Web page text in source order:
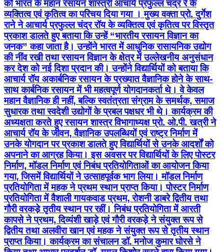
को भारत के महान रसायन शास्त्री आचार्य प्रफुल्ल चंद्र रे के
व्यक्तित्व एवं कृतित्व का परिचय दिया गया । मुख्य वक्ता प्रो. दुर्गेश
राने ने आचार्य प्रफुल्ल चंद्र रॉय के व्यक्तित्व एवं कृतित्व पर विस्तृत
प्रकाश डालते हुए बताया कि उन्हें “भारतीय रसायन विज्ञान का
जनक” कहा जाता है। उन्होंने भारत में आधुनिक रासायनिक उद्योग
की नींव रखी तथा रसायन विज्ञान के क्षेत्र में उल्लेखनीय अनुसंधान
कर देश को नई दिशा प्रदान की। उन्होंने विद्यार्थियों को बताया कि
आचार्य रॉय अकार्बनिक रसायन के प्रख्यात वैज्ञानिक होने के साथ-
साथ कार्बनिक रसायन में भी महत्वपूर्ण योगदानकर्ता थे। वे केवल
महान वैज्ञानिक ही नहीं, बल्कि स्वतंत्रता संग्राम के समर्थक, समाज
सुधारक तथा स्वदेशी उद्योगों के प्रबल पक्षधर भी थे। कार्यक्रम की
अध्यक्षता करते हुए रसायन शास्त्र विभागाध्यक्ष प्रो. ओ.पी. खत्री ने
आचार्य रॉय के जीवन, वैज्ञानिक उपलब्धियों एवं राष्ट्र निर्माण में
उनके योगदान पर प्रकाश डालते हुए विद्यार्थियों से उनके आदर्शों को
अपनाने का आग्रह किया। इस अवसर पर विद्यार्थियों के लिए पोस्टर
निर्माण, मॉडल निर्माण एवं निबंध प्रतियोगिताओं का आयोजन किया
गया, जिसमें विद्यार्थियों ने उत्साहपूर्वक भाग लिया। मॉडल निर्माण
प्रतियोगिता में महक ने प्रथम स्थान प्राप्त किया। पोस्टर निर्माण
प्रतियोगिता में वैशाली गायकवाड प्रथम, रोशनी डाबरे द्वितीय तथा
गौरी वरकड़े तृतीय स्थान पर रहीं। निबंध प्रतियोगिता में आरती
कापसे ने प्रथम, दिव्यंशी खाड़े एवं गौरी वरकड़े ने संयुक्त रूप से
द्वितीय तथा अलवीरा खान एवं महक ने संयुक्त रूप से तृतीय स्थान
प्राप्त किया। कार्यक्रम का संचालन डॉ. मनोज कुमार घोरसे ने